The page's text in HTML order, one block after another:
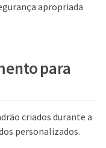
apropriada
para
criados durante a
personalizados.